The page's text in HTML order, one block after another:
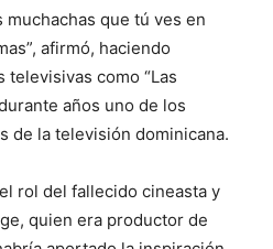
muchachas que tú ves en
afirmó, haciendo
televisivas como “Las
años uno de los
de la televisión dominicana.
rol del fallecido cineasta y
quien era productor de